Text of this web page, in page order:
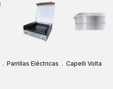
. Parrillas Eléctricas . Capelli Volta